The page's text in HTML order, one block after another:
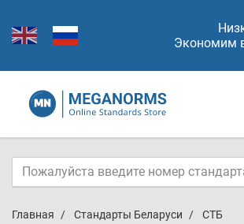
Экономим
Главная Стандарты Беларуси
СТБ